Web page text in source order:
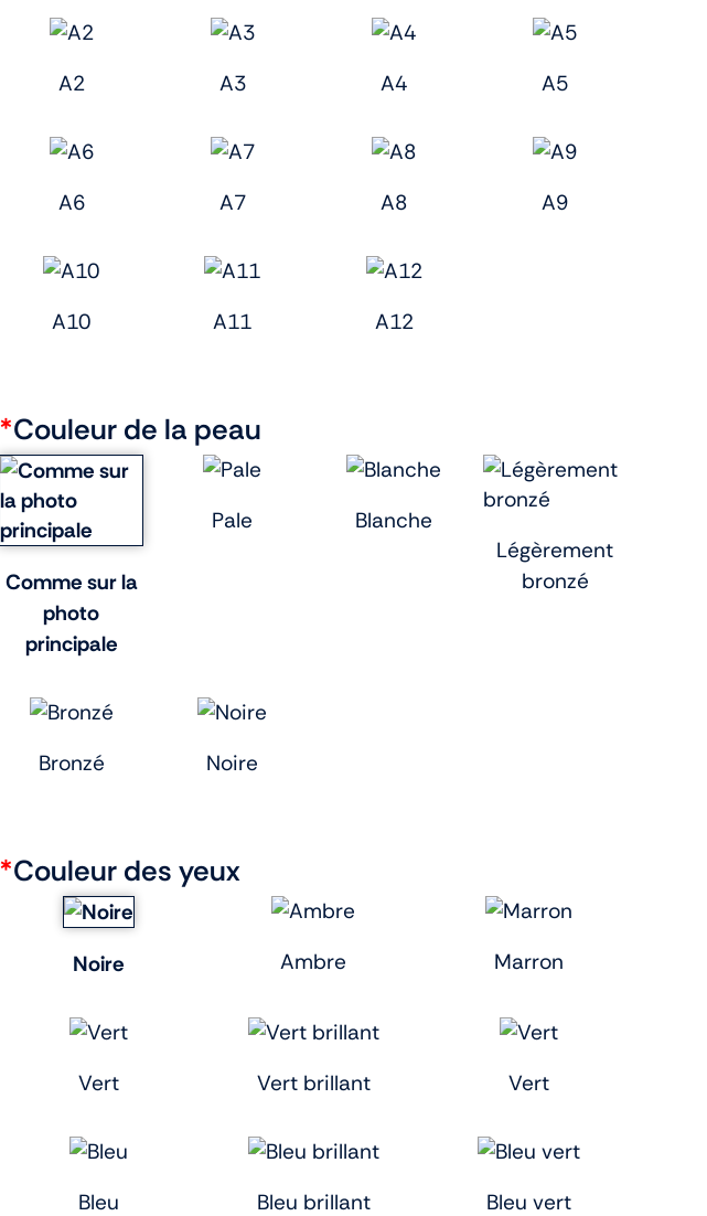
A2 A3 A4 A5
A6 A7 A8 A9
A10 A11 A12
*Couleur de la peau
Comme sur la
photo
principale
Pale
Blanche
Légèrement
bronzé
Bronzé Noire
*Couleur des yeux
Noire Ambre Marron
Vert Vert brillant Vert
Bleu Bleu brillant Bleu vert